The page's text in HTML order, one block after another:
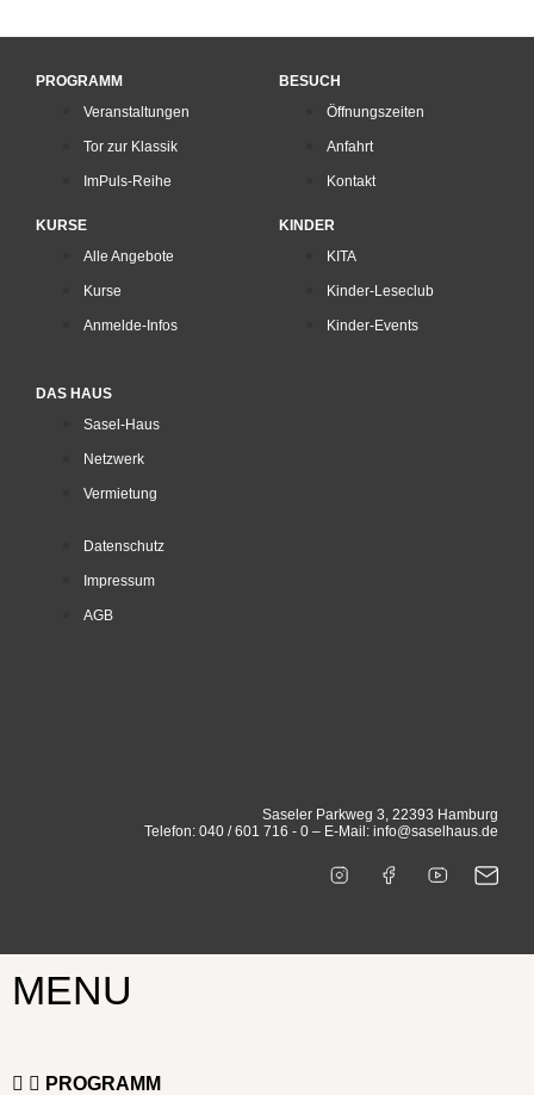
PROGRAMM
Veranstaltungen
Tor zur Klassik
ImPuls-Reihe
KURSE
Alle Angebote
Kurse
Anmelde-Infos
BESUCH
Öffnungszeiten
Anfahrt
Kontakt
KINDER
KITA
Kinder-Leseclub
Kinder-Events
DAS HAUS
Sasel-Haus
Netzwerk
Vermietung
Datenschutz
Impressum
AGB
Saseler Parkweg 3, 22393 Hamburg
Telefon: 040 / 601 716 - 0 – E-Mail: info@saselhaus.de
MENU
PROGRAMM